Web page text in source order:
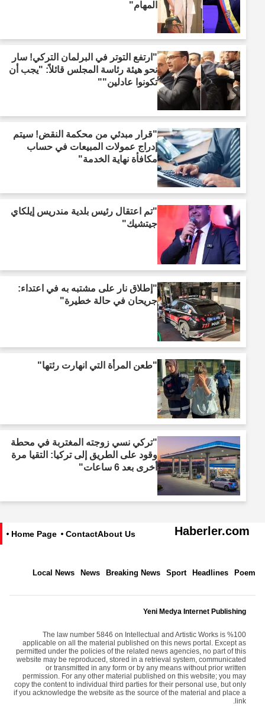
المهام"
"ارتفع التوتر في البرلمان التركي! سار
نحو هيئة رئاسة المجلس قائلاً: "يجب أن
تكونوا عادلين""
"قرار مبدئي من محكمة النقض! سيتم
إدراج عمولات المبيعات في حساب
مكافأة نهاية الخدمة"
"تم اعتقال رئيس بلدية مندريس إيلكاي
جيتشيك"
"إطلاق نار على مشتبه به في اعتداء:
جريحان في حالة خطيرة"
"طعن المرأة التي انهارت رئتها"
"تركي نسي زوجته المغتربة في محطة
وقود على الطريق إلى تركيا: التقيا مرة
أخرى بعد 6 ساعات"
Haberler.com
About Us
Contact
Home Page
Poem
Headlines
Sport
Breaking News
News
Local News
Yeni Medya Internet Publishing
The law number 5846 on Intellectual and Artistic Works is %100
applicable on all the material published on this news portal. Except as
permitted under the policies of the related news agencies, no part of this
website may be reproduced, stored in a retrieval system, communicated
or transmitted in any form or by any means without prior written
permission. For any other material published on this website; you may
copy the content to individual third parties for their personal use, but only
if you acknowledge the website as the source of the material and place a
link.